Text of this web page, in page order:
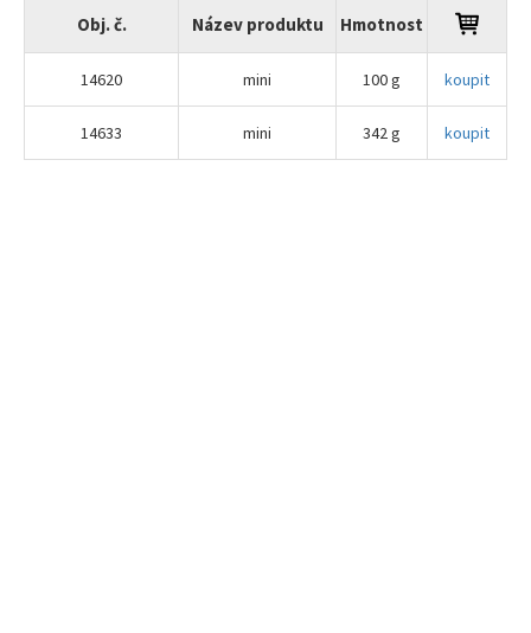
Obj. č. Název produktu Hmotnost
14620 mini 100 g koupit
14633 mini 342 g koupit